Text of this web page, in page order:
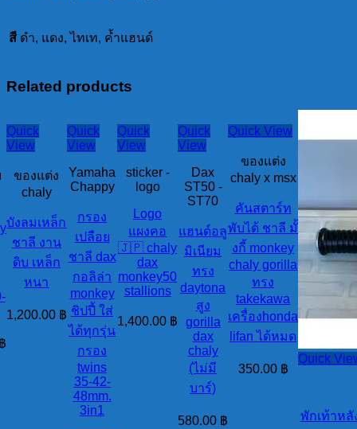
สี ดำ, แดง, ไทเท, ค้ำแฮนด์
Related products
Quick
View
ของแต่ง
chaly
บังลมเหล็ก
ชาลี งาน
ดิบ เหล็ก
หนา
1,200.00 ฿
Quick
View
Yamaha
Chappy
กรอง
เปลือย
ชาลี dax
กอลิล่า
monkey
ชิปปี้ ใส่
ได้ทุกรุ่น
กรอง
twins
35-42-
48mm.
3in1
Quick
View
sticker -
logo
Logo
แผงคอ
🇯🇵 chaly
dax
monkey50
stallions
1,400.00 ฿
Quick
View
Dax
ST50 -
ST70
แฮนด์อลู
มิเนียม
ทรง
daytona
สูง
gorilla
dax
chaly
(ไม่มี
บาร์)
580.00 ฿
Quick View
ของแต่ง
chaly x msx
คันสตาร์ท
พับได้ ชาลี มั้
งกี้ monkey
chaly gorilla
ทรง
takekawa
เครื่องhonda
lifan ได้หมด
350.00 ฿
Quick
พักเท้าหลั